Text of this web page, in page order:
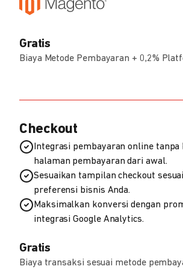
Gratis
Biaya Metode Pembayaran + 0,2%
Checkout
Integrasi pembayaran online tanpa
halaman pembayaran dari awal.
Sesuaikan tampilan checkout
preferensi bisnis Anda.
Maksimalkan konversi dengan
integrasi Google Analytics.
Gratis
Biaya transaksi sesuai metode